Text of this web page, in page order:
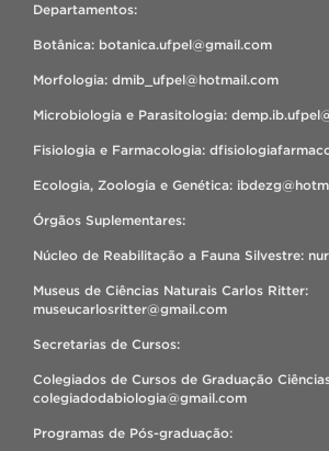
Departamentos:
Botânica: botanica.ufpel@gmail.com
Morfologia: dmib_ufpel@hotmail.com
Microbiologia e Parasitologia:
Fisiologia e Farmacologia:
Ecologia, Zoologia e Genética:
Órgãos Suplementares:
Núcleo de Reabilitação a Fauna Silvestre:
Museus de Ciências Naturais Carlos Ritter:
museucarlosritter@gmail.com
Secretarias de Cursos:
Colegiados de Cursos de Graduação
colegiadodabiologia@gmail.com
Programas de Pós-graduação: